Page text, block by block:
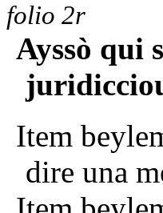
folio 2r
Ayssò qui
Item
dire una